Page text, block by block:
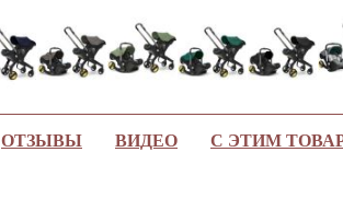
ОТЗЫВЫ ВИДЕО С ЭТИМ